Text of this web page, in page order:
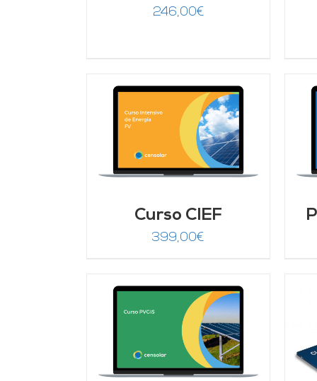
246,00€
Curso CIEF
399,00€
AÑADIR AL CARRITO
DETALLES
AÑADIR AL CARRITO
DETALLES